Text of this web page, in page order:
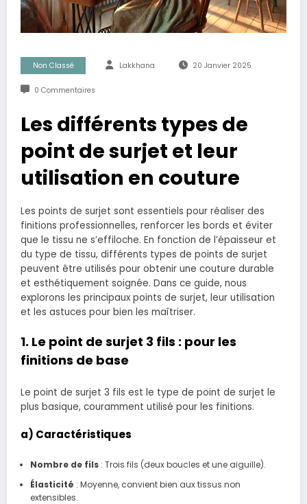
Non Classé Lakkhana 20 Janvier 2025
0 Commentaires
Les différents types de
point de surjet et leur
utilisation en couture
Les points de surjet sont essentiels pour réaliser des
finitions professionnelles, renforcer les bords et éviter
que le tissu ne s’effiloche. En fonction de l’épaisseur et
du type de tissu, différents types de points de surjet
peuvent être utilisés pour obtenir une couture durable
et esthétiquement soignée. Dans ce guide, nous
explorons les principaux points de surjet, leur utilisation
et les astuces pour bien les maîtriser.
1. Le point de surjet 3 fils : pour les
finitions de base
Le point de surjet 3 fils est le type de point de surjet le
plus basique, couramment utilisé pour les finitions.
a) Caractéristiques
Nombre de fils: Trois fils (deux boucles et une aiguille).
Élasticité : Moyenne, convient bien aux tissus non
extensibles.